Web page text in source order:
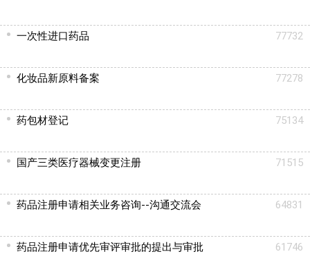
一次性进口药品 77732
化妆品新原料备案 77278
药包材登记 75134
国产三类医疗器械变更注册 71515
药品注册申请相关业务咨询--沟通交流会 64831
药品注册申请优先审评审批的提出与审批 61746